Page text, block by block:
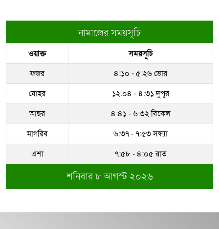
নামাজের সময়সূচি
ওয়াক্ত
সময়সূচি
ফজর
৪:১০ - ৫:২৬ ভোর
যোহর
১২:০৪ - ৪:৩১ দুপুর
আছর
৪:৪১ - ৬:৩২ বিকেল
মাগরিব
৬:৩৭ - ৭:৫৩ সন্ধ্যা
এশা
৭:৫৮ - ৪:০৫ রাত
শনিবার ৮ আগস্ট ২০২৬